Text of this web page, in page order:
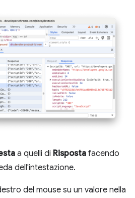
a quelli di Risposta facendo
dell'intestazione.
del mouse su un valore nella